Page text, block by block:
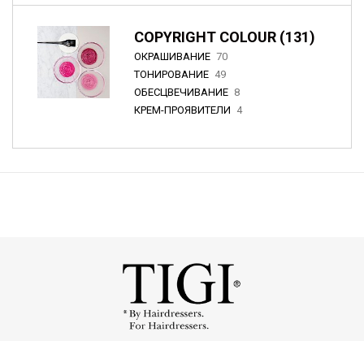
COPYRIGHT COLOUR (131)
ОКРАШИВАНИЕ 70
ТОНИРОВАНИЕ 49
ОБЕСЦВЕЧИВАНИЕ 8
КРЕМ-ПРОЯВИТЕЛИ 4